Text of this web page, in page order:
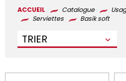
ACCUEIL Catalogue
Serviettes
Basik soft
TRIER